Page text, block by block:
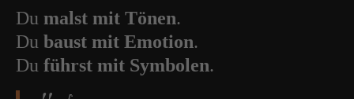
Du malst mit Tönen.
Du baust mit Emotion.
Du führst mit Symbolen.